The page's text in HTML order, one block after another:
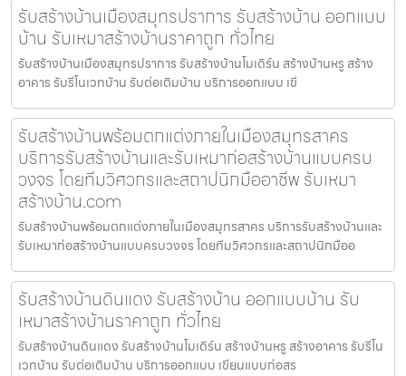
รับสร้างบ้านเมืองสมุทรปราการ รับสร้างบ้าน ออกแบบ
บ้าน รับเหมาสร้างบ้านราคาถูก ทั่วไทย
รับสร้างบ้านเมืองสมุทรปราการ รับสร้างบ้านโมเดิร์น สร้างบ้านหรู สร้าง
อาคาร รับรีโนเวทบ้าน รับต่อเติมบ้าน บริการออกแบบ เขี
รับสร้างบ้านพร้อมตกแต่งภายในเมืองสมุทรสาคร
บริการรับสร้างบ้านและรับเหมาก่อสร้างบ้านแบบครบ
วงจร โดยทีมวิศวกรและสถาปนิกมืออาชีพ รับเหมา
สร้างบ้าน.com
รับสร้างบ้านพร้อมตกแต่งภายในเมืองสมุทรสาคร บริการรับสร้างบ้านและ
รับเหมาก่อสร้างบ้านแบบครบวงจร โดยทีมวิศวกรและสถาปนิกมืออ
รับสร้างบ้านดินแดง รับสร้างบ้าน ออกแบบบ้าน รับ
เหมาสร้างบ้านราคาถูก ทั่วไทย
รับสร้างบ้านดินแดง รับสร้างบ้านโมเดิร์น สร้างบ้านหรู สร้างอาคาร รับรีโน
เวทบ้าน รับต่อเติมบ้าน บริการออกแบบ เขียนแบบก่อสร